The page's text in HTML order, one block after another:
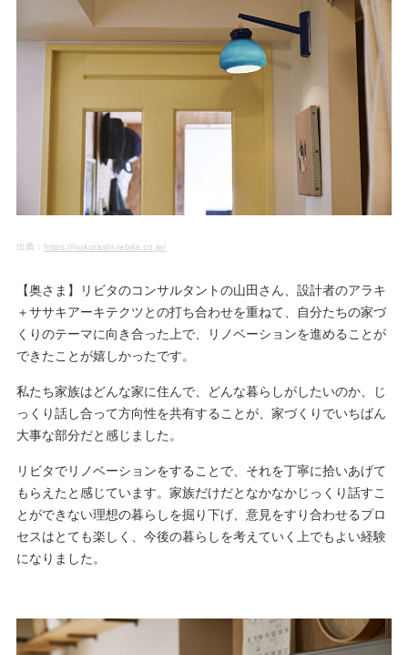
出典： https://nokurashi.rebita.co.jp/
【奥さま】リビタのコンサルタントの山田さん、設計者のアラキ
＋ササキアーキテクツとの打ち合わせを重ねて、自分たちの家づ
くりのテーマに向き合った上で、リノベーションを進めることが
できたことが嬉しかったです。
私たち家族はどんな家に住んで、どんな暮らしがしたいのか、じ
っくり話し合って方向性を共有することが、家づくりでいちばん
大事な部分だと感じました。
リビタでリノベーションをすることで、それを丁寧に拾いあげて
もらえたと感じています。家族だけだとなかなかじっくり話すこ
とができない理想の暮らしを掘り下げ、意見をすり合わせるプロ
セスはとても楽しく、今後の暮らしを考えていく上でもよい経験
になりました。